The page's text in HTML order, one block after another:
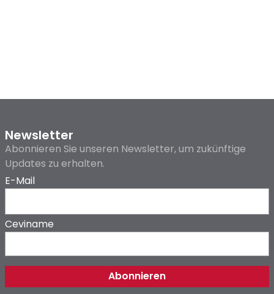
Newsletter
Abonnieren Sie unseren Newsletter, um zukünftige
Updates zu erhalten.
E-Mail
Ceviname